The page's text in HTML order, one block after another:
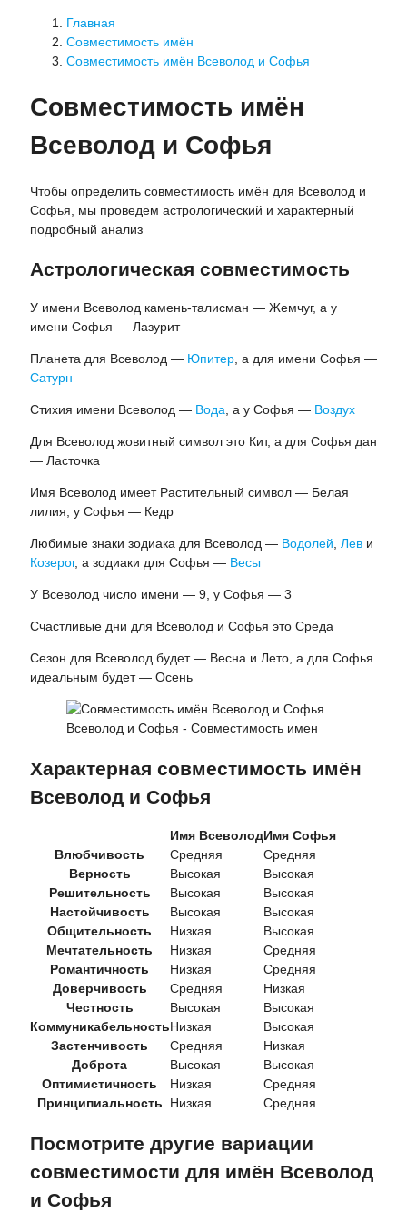
Главная
Совместимость имён
Совместимость имён Всеволод и Софья
Совместимость имён
Всеволод и Софья
Чтобы определить совместимость имён для Всеволод и
Софья, мы проведем астрологический и характерный
подробный анализ
Астрологическая совместимость
У имени Всеволод камень-талисман — Жемчуг, а у
имени Софья — Лазурит
Планета для Всеволод — Юпитер, а для имени Софья —
Сатурн
Стихия имени Всеволод — Вода, а у Софья — Воздух
Для Всеволод жовитный символ это Кит, а для Софья дан
— Ласточка
Имя Всеволод имеет Растительный символ — Белая
лилия, у Софья — Кедр
Любимые знаки зодиака для Всеволод — Водолей, Леви
Козерог, а зодиаки для Софья — Весы
У Всеволод число имени — 9, у Софья — 3
Счастливые дни для Всеволод и Софья это Среда
Сезон для Всеволод будет — Весна и Лето, а для Софья
идеальным будет — Осень
Всеволод и Софья - Совместимость имен
Характерная совместимость имён
Всеволод и Софья
Имя ВсеволодИмя Софья
Влюбчивость
Средняя
Средняя
Верность
Высокая
Высокая
Решительность
Высокая
Высокая
Настойчивость
Высокая
Высокая
Общительность
Низкая
Высокая
Мечтательность
Низкая
Средняя
Романтичность
Низкая
Средняя
Доверчивость
Средняя
Низкая
Честность
Высокая
Высокая
КоммуникабельностьНизкая
Высокая
Застенчивость
Средняя
Низкая
Доброта
Высокая
Высокая
Оптимистичность
Низкая
Средняя
Принципиальность
Низкая Средняя
Посмотрите другие вариации
совместимости для имён Всеволод
и Софья